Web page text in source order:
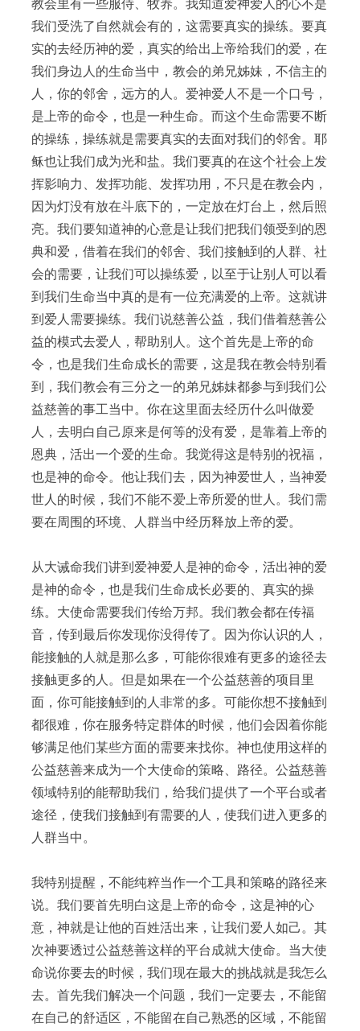
教会里有一些服侍、牧养。我知道爱神爱人的心不是
我们受洗了自然就会有的，这需要真实的操练。要真
实的去经历神的爱，真实的给出上帝给我们的爱，在
我们身边人的生命当中，教会的弟兄姊妹，不信主的
人，你的邻舍，远方的人。爱神爱人不是一个口号，
是上帝的命令，也是一种生命。而这个生命需要不断
的操练，操练就是需要真实的去面对我们的邻舍。耶
稣也让我们成为光和盐。我们要真的在这个社会上发
挥影响力、发挥功能、发挥功用，不只是在教会内，
因为灯没有放在斗底下的，一定放在灯台上，然后照
亮。我们要知道神的心意是让我们把我们领受到的恩
典和爱，借着在我们的邻舍、我们接触到的人群、社
会的需要，让我们可以操练爱，以至于让别人可以看
到我们生命当中真的是有一位充满爱的上帝。这就讲
到爱人需要操练。我们说慈善公益，我们借着慈善公
益的模式去爱人，帮助别人。这个首先是上帝的命
令，也是我们生命成长的需要，这是我在教会特别看
到，我们教会有三分之一的弟兄姊妹都参与到我们公
益慈善的事工当中。你在这里面去经历什么叫做爱
人，去明白自己原来是何等的没有爱，是靠着上帝的
恩典，活出一个爱的生命。我觉得这是特别的祝福，
也是神的命令。他让我们去，因为神爱世人，当神爱
世人的时候，我们不能不爱上帝所爱的世人。我们需
要在周围的环境、人群当中经历释放上帝的爱。
从大诫命我们讲到爱神爱人是神的命令，活出神的爱
是神的命令，也是我们生命成长必要的、真实的操
练。大使命需要我们传给万邦。我们教会都在传福
音，传到最后你发现你没得传了。因为你认识的人，
能接触的人就是那么多，可能你很难有更多的途径去
接触更多的人。但是如果在一个公益慈善的项目里
面，你可能接触到的人非常的多。可能你想不接触到
都很难，你在服务特定群体的时候，他们会因着你能
够满足他们某些方面的需要来找你。神也使用这样的
公益慈善来成为一个大使命的策略、路径。公益慈善
领域特别的能帮助我们，给我们提供了一个平台或者
途径，使我们接触到有需要的人，使我们进入更多的
人群当中。
我特别提醒，不能纯粹当作一个工具和策略的路径来
说。我们要首先明白这是上帝的命令，这是神的心
意，神就是让他的百姓活出来，让我们爱人如己。其
次神要透过公益慈善这样的平台成就大使命。当大使
命说你要去的时候，我们现在最大的挑战就是我怎么
去。首先我们解决一个问题，我们一定要去，不能留
在自己的舒适区，不能留在自己熟悉的区域，不能留